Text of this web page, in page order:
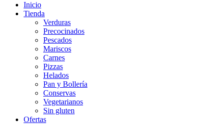
Inicio
Tienda
Verduras
Precocinados
Pescados
Mariscos
Carnes
Pizzas
Helados
Pan y Bollería
Conservas
Vegetarianos
Sin gluten
Ofertas